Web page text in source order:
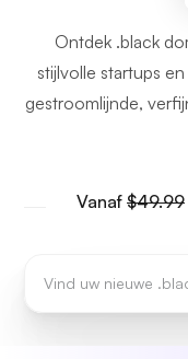
Ontdek .black
stijlvolle startups
gestroomlijnde,
Vanaf $49.99